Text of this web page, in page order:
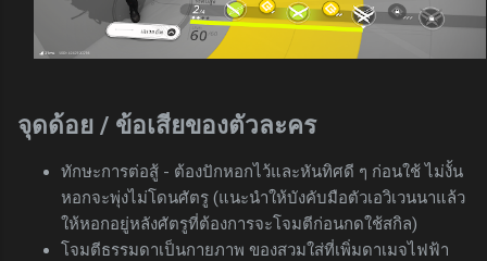
จุดด้อย / ข้อเสียของตัวละคร
ทักษะการต่อสู้ - ต้องปักหอกไว้และหันทิศดี ๆ ก่อนใช้ ไม่งั้น
หอกจะพุ่งไม่โดนศัตรู (แนะนำให้บังคับมือตัวเอวิเวนนาแล้ว
ให้หอกอยู่หลังศัตรูที่ต้องการจะโจมตีก่อนกดใช้สกิล)
โจมตีธรรมดาเป็นกายภาพ ของสวมใส่ที่เพิ่มดาเมจไฟฟ้า